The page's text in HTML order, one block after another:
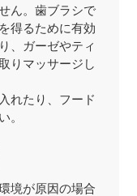
ん。歯ブラシで
得るために有効
、ガーゼやティ
りマッサージし
れたり、フード
。
境が原因の場合